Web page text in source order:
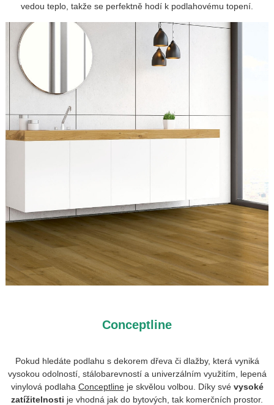
vedou teplo, takže se perfektně hodí k podlahovému topení.
Conceptline
Pokud hledáte podlahu s dekorem dřeva či dlažby, která vyniká
vysokou odolností, stálobarevností a univerzálním využitím, lepená
vinylová podlaha Conceptlineje skvělou volbou. Díky svévysoké
zatížitelnosti je vhodná jak do bytových, tak komerčních prostor.